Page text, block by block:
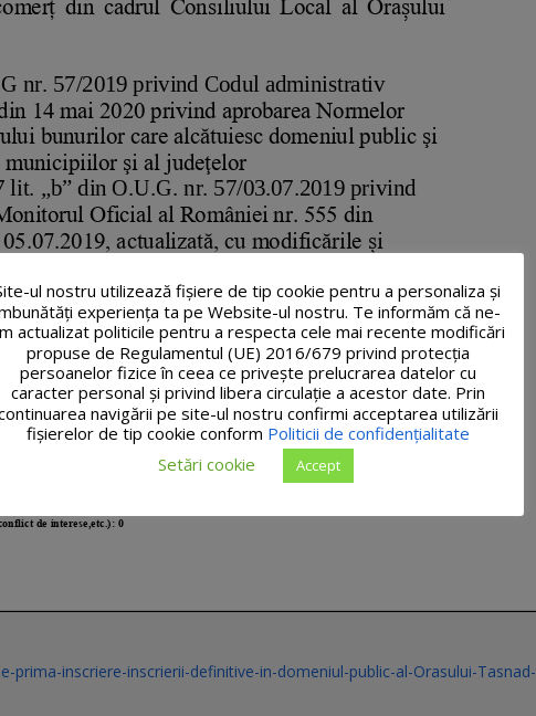
prima-inscriere-inscrierii-definitive-in-domeniul-public-al-Orasului-Tasnad-
ul nostru utilizează fişiere de tip cookie pentru a personaliza și
experiența ta pe Website-ul nostru. Te informăm că ne-
actualizat politicile pentru a respecta cele mai recente modificări
propuse de Regulamentul (UE) 2016/679 privind protecția
persoanelor fizice în ceea ce privește prelucrarea datelor cu
caracter personal și privind libera circulație a acestor date. Prin
navigării pe site-ul nostru confirmi acceptarea utilizării
fişierelor de tip cookie conform Politicii de confidențialitate
Setări cookie
Accept